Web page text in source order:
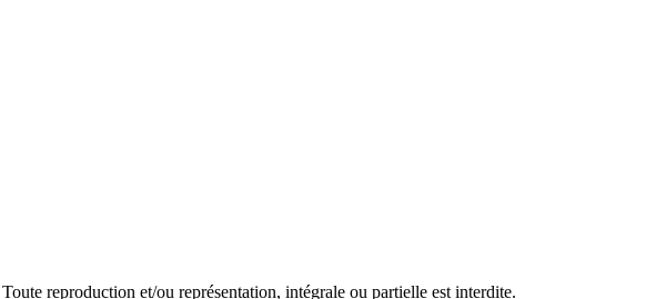
reproduction et/ou représentation, intégrale ou partielle est interdite.